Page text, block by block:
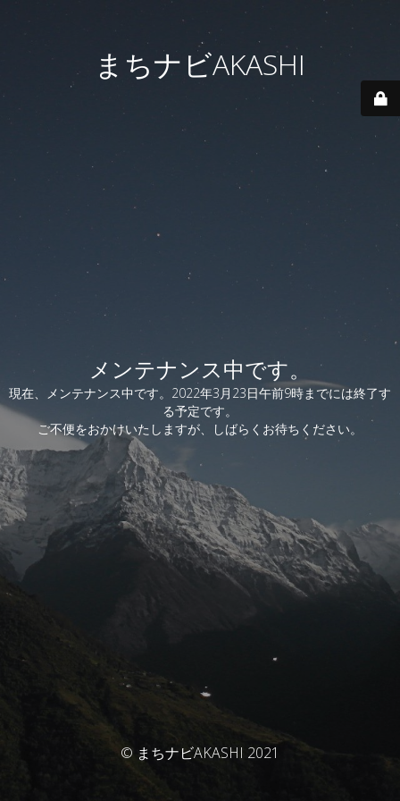
まちナビAKASHI
メンテナンス中です。
現在、メンテナンス中です。2022年3月23日午前9時までには終了す
る予定です。
ご不便をおかけいたしますが、しばらくお待ちください。
© まちナビAKASHI 2021